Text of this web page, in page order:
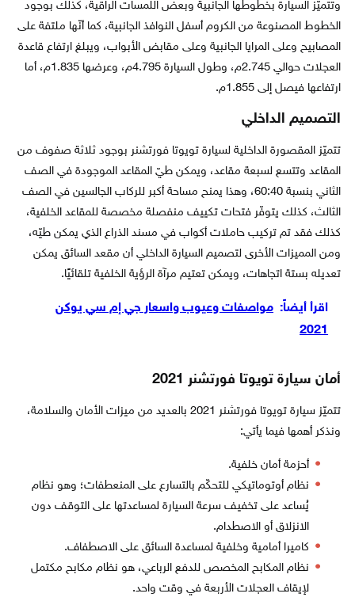
وتتميّز السيارة بخطوطها الجانبية وبعض اللمسات الراقية، كذلك بوجود
الخطوط المصنوعة من الكروم أسفل النوافذ الجانبية، كما أنّها ملتفة على
المصابيح وعلى المرايا الجانبية وعلى مقابض الأبواب، ويبلغ ارتفاع قاعدة
العجلات حوالي 2.745م، وطول السيارة 4.795م، وعرضها 1.835م، أما
ارتفاعها فيصل إلى 1.855م.
التصميم الداخلي
تتميّز المقصورة الداخلية لسيارة تويوتا فورتشنر بوجود ثلاثة صفوف من
المقاعد وتتسع لسبعة مقاعد، ويمكن طيّ المقاعد الموجودة في الصف
الثاني بنسبة 60:40، وهذا يمنح مساحة أكبر للركاب الجالسين في الصف
الثالث، كذلك يتوفّر فتحات تكييف منفصلة مخصصة للمقاعد الخلفية،
كذلك فقد تم تركيب حاملات أكواب في مسند الذراع الذي يمكن طيّه،
ومن المميزات الأخرى لتصميم السيارة الداخلي أن مقعد السائق يمكن
تعديله بستة اتجاهات، ويمكن تعتيم مرآة الرؤية الخلفية تلقائيًا.
اقرأ أيضاً: مواصفات وعيوب واسعار جي إم سي يوكن
2021
أمان سيارة تويوتا فورتشنر 2021
تتميّز سيارة تويوتا فورتشنر 2021 بالعديد من ميزات الأمان والسلامة،
ونذكر أهمها فيما يأتي:
أحزمة أمان خلفية.
نظام أوتوماتيكي للتحكّم بالتسارع على المنعطفات؛ وهو نظام
يُساعد على تخفيف سرعة السيارة لمساعدتها على التوقف دون
الانزلاق أو الاصطدام.
كاميرا أمامية وخلفية لمساعدة السائق على الاصطفاف.
نظام المكابح المخصص للدفع الرباعي، هو نظام مكابح مكتمل
لإيقاف العجلات الأربعة في وقت واحد.